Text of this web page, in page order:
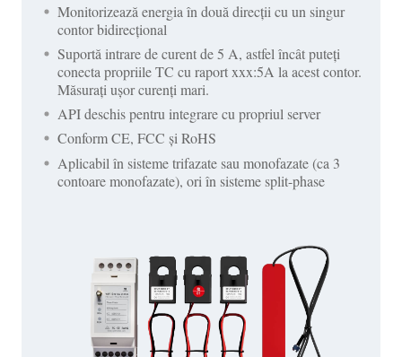
Monitorizează energia în două direcții cu un singur
contor bidirecțional
Suportă intrare de curent de 5 A, astfel încât puteți
conecta propriile TC cu raport xxx:5A la acest contor.
Măsurați ușor curenți mari.
API deschis pentru integrare cu propriul server
Conform CE, FCC și RoHS
Aplicabil în sisteme trifazate sau monofazate (ca 3
contoare monofazate), ori în sisteme split-phase